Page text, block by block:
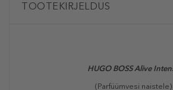
TOOTEKIRJELDUS
HUGO BOSSAlive
(Parfüümvesi naistele)